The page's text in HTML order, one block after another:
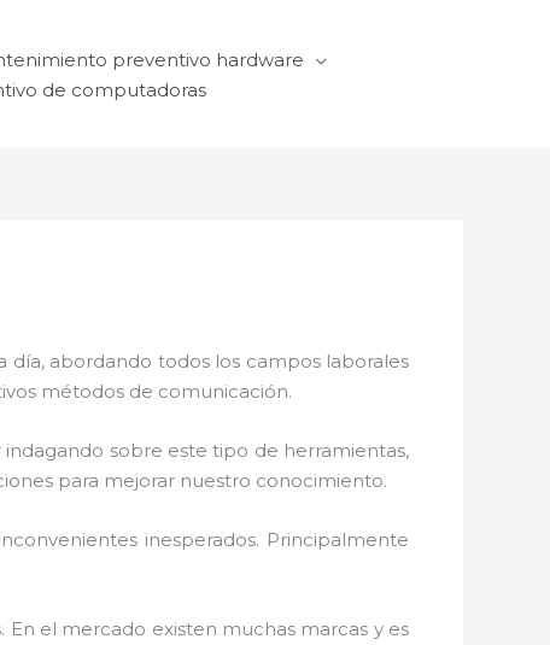
preventivo hardware
de computadoras
día, abordando todos los campos laborales
métodos de comunicación.
sobre este tipo de herramientas,
para mejorar nuestro conocimiento.
inesperados. Principalmente
. En el mercado existen muchas marcas y es